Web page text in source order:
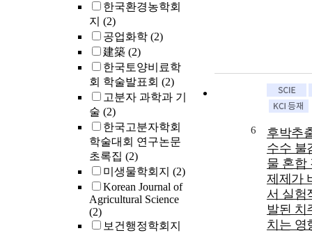
한국환경농학회
지 (2)
공업화학 (2)
建築 (2)
한국토양비료학
회 학술발표회 (2)
고분자 과학과 기
술 (2)
한국고분자학회
학술대회 연구논문
초록집 (2)
미생물학회지 (2)
Korean Journal of
Agricultural Science
(2)
보건행정학회지
6
후박추
수수 불
물 혼합
제제가
서 실험
발된 치
치는 영